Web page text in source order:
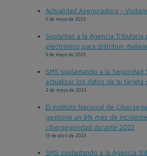
Actualidad Aseguradora -
5 de mayo de 2023
Suplantan a la Agencia
electrónico para distribuir
5 de mayo de 2023
SMS suplantando a la Seguridad
actualizar los datos de tu tarjeta
2 de mayo de 2023
El Instituto Nacional de
gestionó un 9% más de
ciberseguridad durante 2022
13 de abril de 2023
SMS suplantando a la Agencia